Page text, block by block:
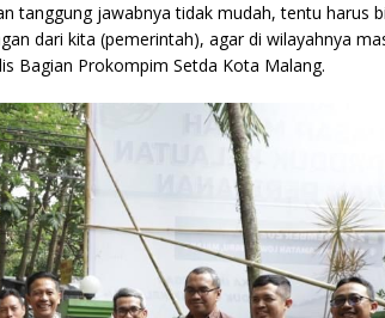
tanggung jawabnya tidak mudah, tentu harus
dari kita (pemerintah), agar di wilayahnya
Bagian Prokompim Setda Kota Malang.